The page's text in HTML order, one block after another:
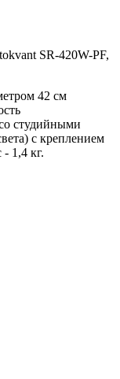
SR-420W-PF,
42 см
студийными
с креплением
1,4 кг.